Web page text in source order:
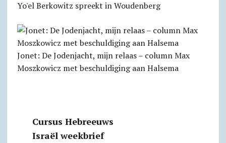
Yo'el Berkowitz spreekt in Woudenberg
Jonet: De Jodenjacht, mijn relaas – column Max
Moszkowicz met beschuldiging aan Halsema
Cursus Hebreeuws
Israël weekbrief